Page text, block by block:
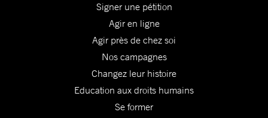
Signer une pétition
Agir en ligne
Agir près de chez soi
Nos campagnes
Changez leur histoire
Education aux droits humains
Se former